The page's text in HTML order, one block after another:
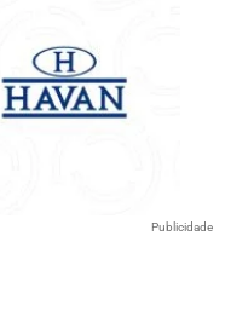
Publicidade